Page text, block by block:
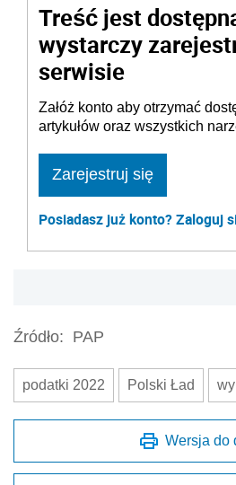
Treść jest
wystarczy
serwisie
Załóż konto aby otrzymać
artykułów oraz wszystkich
Zarejestruj się
Posiadasz już konto? Zaloguj
Źródło: PAP
podatki 2022 Polski Ład
Wersja do